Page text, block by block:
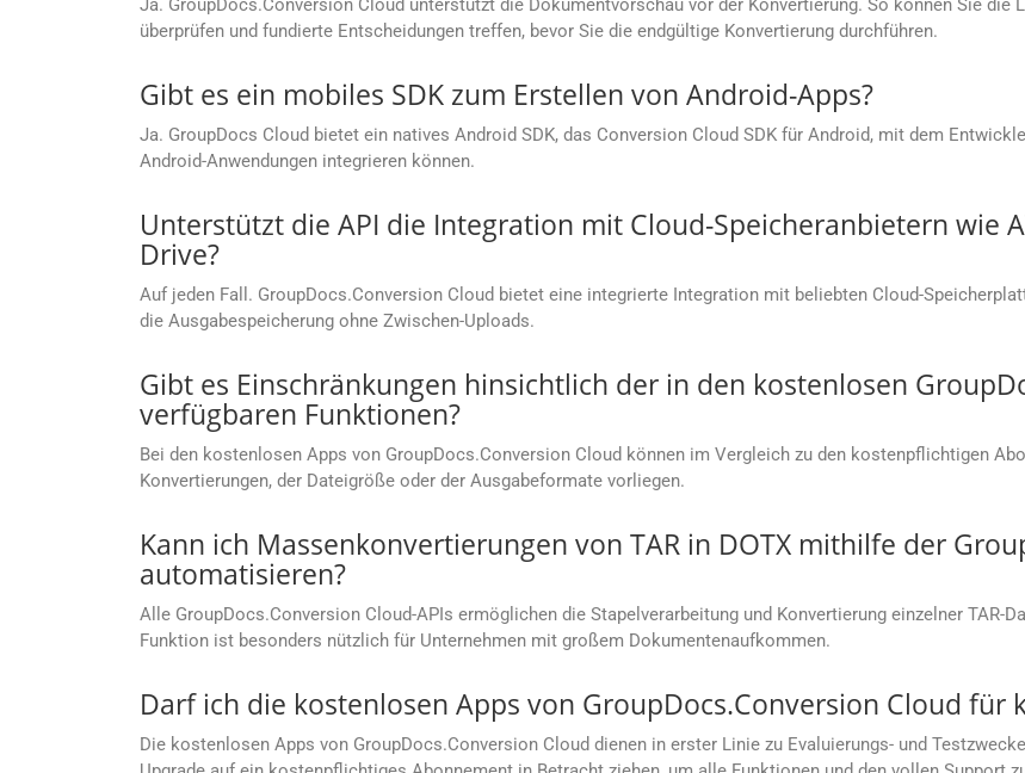
Ja. GroupDocs.Conversion Cloud unterstützt die Dokumentvorschau vor der Konvertierung. So können Sie
überprüfen und fundierte Entscheidungen treffen, bevor Sie die endgültige Konvertierung durchführen.
Gibt es ein mobiles SDK zum Erstellen von Android-Apps?
Ja. GroupDocs Cloud bietet ein natives Android SDK, das Conversion Cloud SDK für Android, mit dem
Android-Anwendungen integrieren können.
Unterstützt die API die Integration mit Cloud-Speicheranbietern wie
Drive?
Auf jeden Fall. GroupDocs.Conversion Cloud bietet eine integrierte Integration mit beliebten Cloud-
die Ausgabespeicherung ohne Zwischen-Uploads.
Gibt es Einschränkungen hinsichtlich der in den kostenlosen
verfügbaren Funktionen?
Bei den kostenlosen Apps von GroupDocs.Conversion Cloud können im Vergleich zu den kostenpflichtigen
Konvertierungen, der Dateigröße oder der Ausgabeformate vorliegen.
Kann ich Massenkonvertierungen von TAR in DOTX mithilfe der
automatisieren?
Alle GroupDocs.Conversion Cloud-APIs ermöglichen die Stapelverarbeitung und Konvertierung einzelner TAR-
Funktion ist besonders nützlich für Unternehmen mit großem Dokumentenaufkommen.
Darf ich die kostenlosen Apps von GroupDocs.Conversion Cloud für
Die kostenlosen Apps von GroupDocs.Conversion Cloud dienen in erster Linie zu Evaluierungs- und